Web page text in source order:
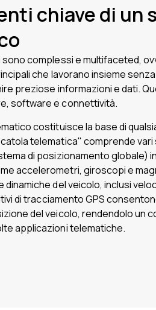
chiave di un
sono complessi e multifaceted,
che lavorano insieme
preziose informazioni e dati.
software e connettività.
costituisce la base di
telematica" comprende vari
di posizionamento globale)
accelerometri, giroscopi e
dinamiche del veicolo, inclusi
di tracciamento GPS
del veicolo, rendendolo un
applicazioni telematiche.